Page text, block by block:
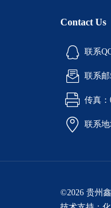
Contact Us
联系
联系邮
传真：
联系
©2026 贵州